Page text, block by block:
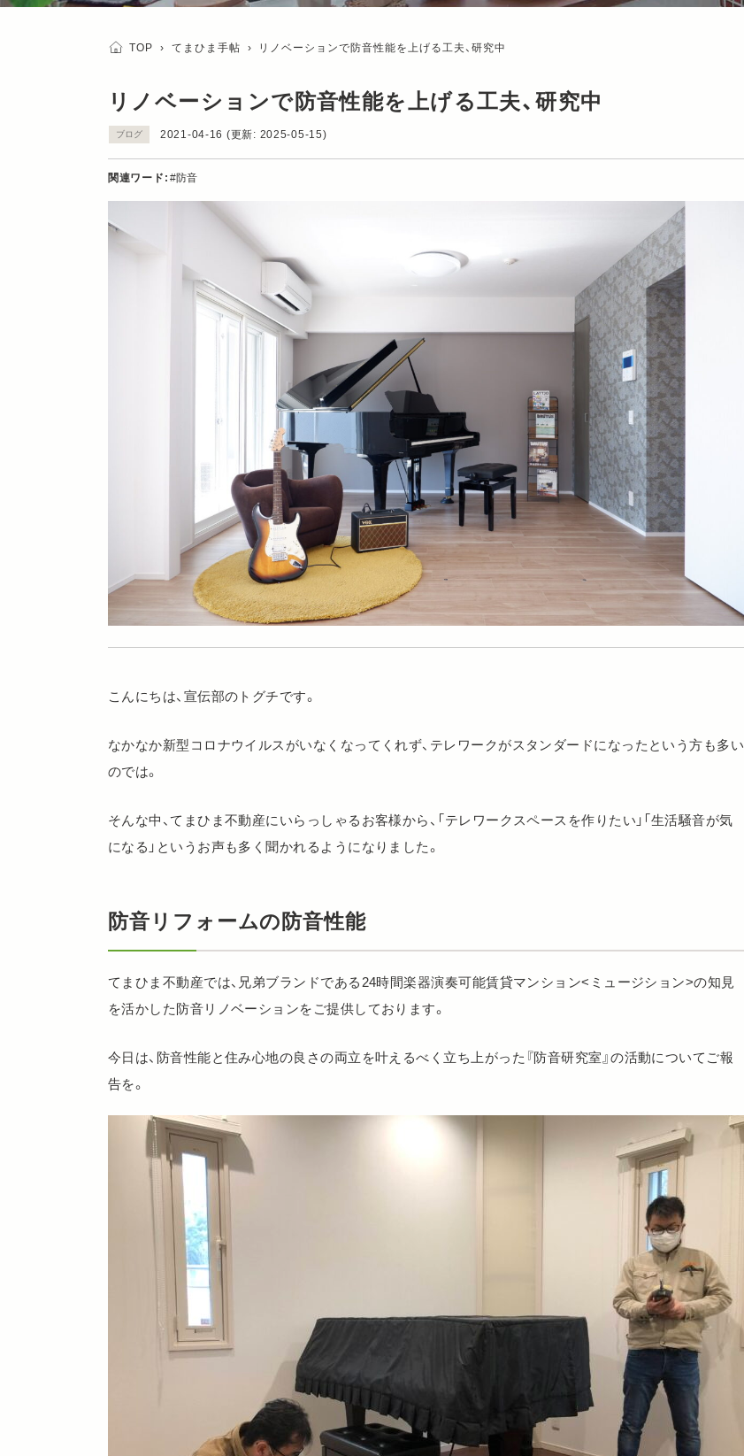
TOP › てまひま手帖 › リノベーションで防音性能を上げる工夫、研究中
リノベーションで防音性能を上げる工夫、研究中
ブログ 2021-04-16 (更新: 2025-05-15)
関連ワード: 防音
こんにちは、宣伝部のトグチです。
なかなか新型コロナウイルスがいなくなってくれず、テレワークがスタンダードになったという方も多い
のでは。
そんな中、てまひま不動産にいらっしゃるお客様から、「テレワークスペースを作りたい」「生活騒音が気
になる」というお声も多く聞かれるようになりました。
防音リフォームの防音性能
てまひま不動産では、兄弟ブランドである24時間楽器演奏可能賃貸マンション<ミュージション>の知見
を活かした防音リノベーションをご提供しております。
今日は、防音性能と住み心地の良さの両立を叶えるべく立ち上がった『防音研究室』の活動についてご報
告を。